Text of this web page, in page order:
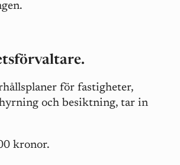
för fastigheter,
och besiktning, tar in
kronor.